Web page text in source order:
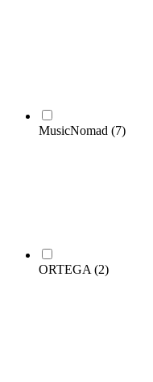
MusicNomad (7)
ORTEGA (2)